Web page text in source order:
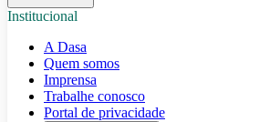
Institucional
A Dasa
Quem somos
Imprensa
Trabalhe conosco
Portal de privacidade